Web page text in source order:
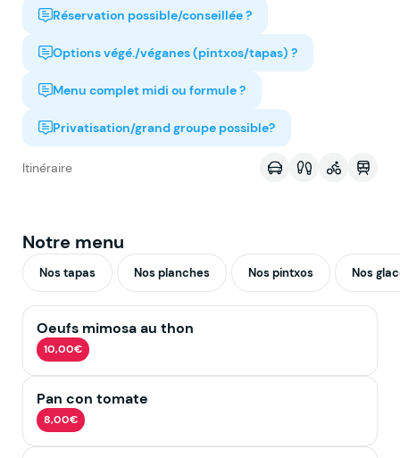
Réservation possible/conseillée ?
Options végé./véganes (pintxos/tapas) ?
Menu complet midi ou formule ?
Privatisation/grand groupe possible?
Voir sur la map
Itinéraire
Notre menu
Nos tapas Nos planches Nos pintxos Nos
Oeufs mimosa au thon
10,00€
Pan con tomate
8,00€